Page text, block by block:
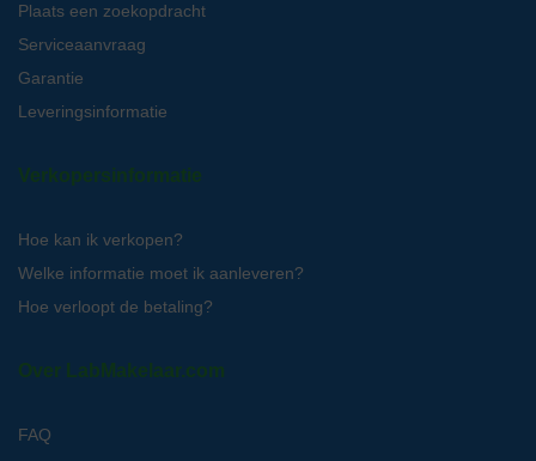
Plaats een zoekopdracht
Serviceaanvraag
Garantie
Leveringsinformatie
Verkopersinformatie
Hoe kan ik verkopen?
Welke informatie moet ik aanleveren?
Hoe verloopt de betaling?
Over LabMakelaar.com
FAQ